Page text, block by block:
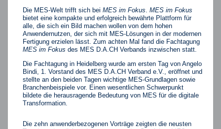
Die MES-Welt trifft sich bei MES im Fokus. MES im Fokus
bietet eine kompakte und erfolgreich bewährte Plattform für
alle, die sich ein Bild machen wollen von dem hohen
Anwendernutzen, der sich mit MES-Lösungen in der modernen
Fertigung erzielen lässt. Zum achten Mal fand die Fachtagung
MES im Fokus des MES D.A.CH Verbands inzwischen statt.
Die Fachtagung in Heidelberg wurde am ersten Tag von Angelo
Bindi, 1. Vorstand des MES D.A.CH Verband e.V., eröffnet und
stellte an den beiden Tagen wichtige MES-Grundlagen sowie
Branchenbeispiele vor. Einen wesentlichen Schwerpunkt
bildete die herausragende Bedeutung von MES für die digitale
Transformation.
Die zehn anwenderbezogenen Vorträge zeigten die neusten